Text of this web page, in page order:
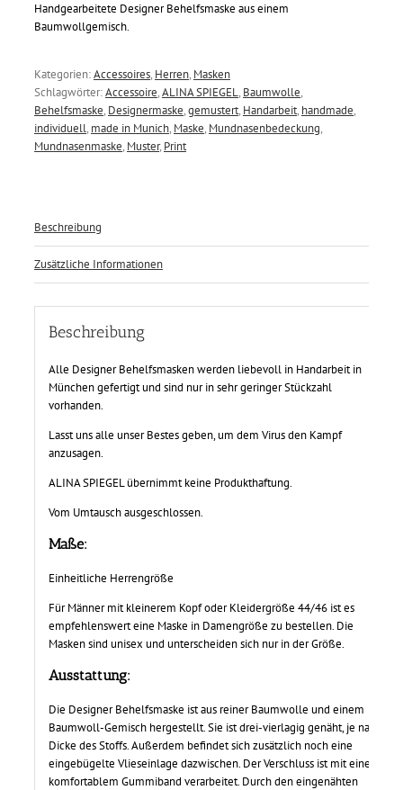
Handgearbeitete Designer Behelfsmaske aus einem
Baumwollgemisch.
Kategorien:Accessoires, Herren, Masken
Schlagwörter:Accessoire,ALINA SPIEGEL, Baumwolle,
Behelfsmaske, Designermaske,gemustert, Handarbeit, handmade,
individuell, made in Munich, Maske, Mundnasenbedeckung,
Mundnasenmaske, Muster, Print
Beschreibung
Zusätzliche Informationen
Beschreibung
Alle Designer Behelfsmasken werden liebevoll in Handarbeit in
München gefertigt und sind nur in sehr geringer Stückzahl
vorhanden.
Lasst uns alle unser Bestes geben, um dem Virus den Kampf
anzusagen.
ALINA SPIEGEL übernimmt keine Produkthaftung.
Vom Umtausch ausgeschlossen.
Maße:
Einheitliche Herrengröße
Für Männer mit kleinerem Kopf oder Kleidergröße 44/46 ist es
empfehlenswert eine Maske in Damengröße zu bestellen. Die
Masken sind unisex und unterscheiden sich nur in der Größe.
Ausstattung:
Die Designer Behelfsmaske ist aus reiner Baumwolle und einem
Baumwoll-Gemisch hergestellt. Sie ist drei-vierlagig genäht, je nach
Dicke des Stoffs. Außerdem befindet sich zusätzlich noch eine
eingebügelte Vlieseinlage dazwischen. Der Verschluss ist mit einem
komfortablem Gummiband verarbeitet. Durch den eingenähten